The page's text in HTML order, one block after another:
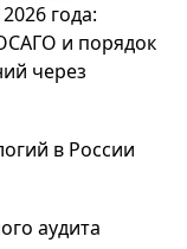
года:
и порядок
через
в России
аудита